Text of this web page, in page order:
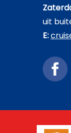
uit
E: